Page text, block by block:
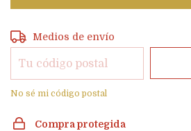
Entregas para el CP:
Medios de envío
No sé mi código postal
Compra protegida